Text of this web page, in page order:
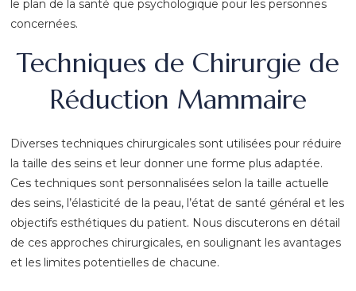
le plan de la santé que psychologique pour les personnes
concernées.
Techniques de Chirurgie de
Réduction Mammaire
Diverses techniques chirurgicales sont utilisées pour réduire
la taille des seins et leur donner une forme plus adaptée.
Ces techniques sont personnalisées selon la taille actuelle
des seins, l’élasticité de la peau, l’état de santé général et les
objectifs esthétiques du patient. Nous discuterons en détail
de ces approches chirurgicales, en soulignant les avantages
et les limites potentielles de chacune.